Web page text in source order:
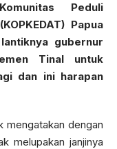
Peduli
Papua
gubernur
Tinal untuk
dan ini harapan
mengatakan dengan
melupakan janjinya